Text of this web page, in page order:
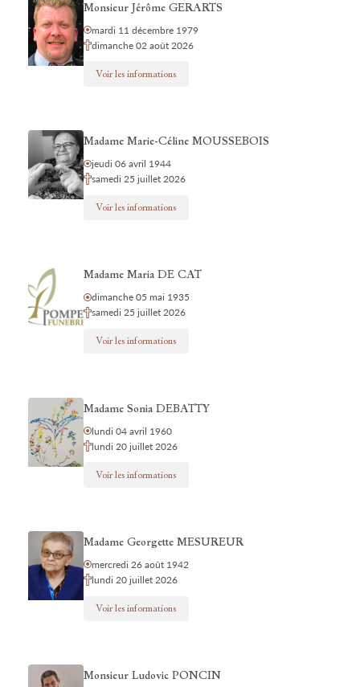
Monsieur Jérôme GERARTS
mardi 11 décembre 1979
dimanche 02 août 2026
Voir les informations
Madame Marie-Céline MOUSSEBOIS
jeudi 06 avril 1944
samedi 25 juillet 2026
Voir les informations
Madame Maria DE CAT
dimanche 05 mai 1935
samedi 25 juillet 2026
Voir les informations
Madame Sonia DEBATTY
lundi 04 avril 1960
lundi 20 juillet 2026
Voir les informations
Madame Georgette MESUREUR
mercredi 26 août 1942
lundi 20 juillet 2026
Voir les informations
Monsieur Ludovic PONCIN